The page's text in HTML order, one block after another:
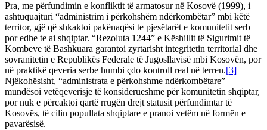
Pra, me përfundimin e konfliktit të armatosur në Kosovë (1999), i
ashtuquajturi “administrim i përkohshëm ndërkombëtar” mbi këtë
territor, gjë që shkaktoi pakënaqësi te pjesëtarët e komunitetit serb
por edhe te ai shqiptar. “Rezoluta 1244” e Këshillit të Sigurimit të
Kombeve të Bashkuara garantoi zyrtarisht integritetin territorial dhe
sovranitetin e Republikës Federale të Jugosllavisë mbi Kosovën, por
në praktikë qeveria serbe humbi çdo kontroll real në terren.[3]
Njëkohësisht, “administrata e përkohshme ndërkombëtare”
mundësoi vetëqeverisje të konsiderueshme për komunitetin shqiptar,
por nuk e përcaktoi qartë rrugën drejt statusit përfundimtar të
Kosovës, të cilin popullata shqiptare e pranoi vetëm në formën e
pavarësisë.